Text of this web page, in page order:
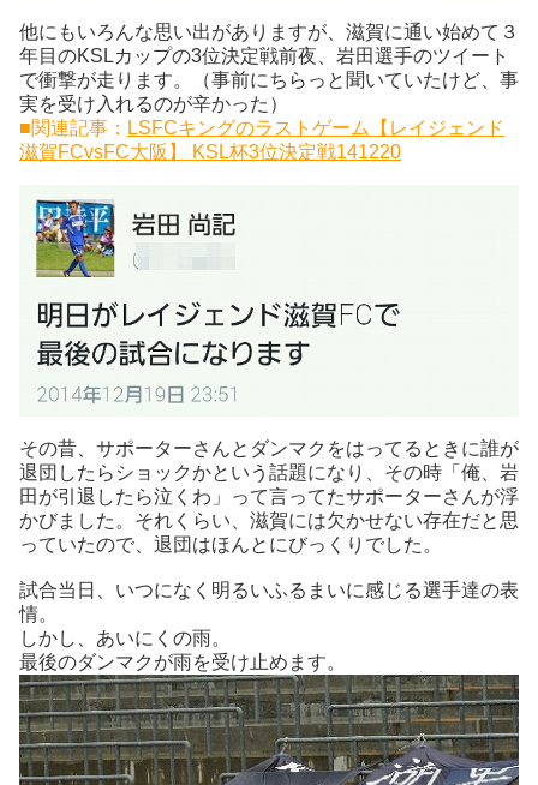
他にもいろんな思い出がありますが、滋賀に通い始めて３
年目のKSLカップの3位決定戦前夜、岩田選手のツイート
で衝撃が走ります。（事前にちらっと聞いていたけど、事
実を受け入れるのが辛かった）
■関連記事： LSFCキングのラストゲーム【レイジェンド
滋賀FCvsFC大阪】 KSL杯3位決定戦141220
その昔、サポーターさんとダンマクをはってるときに誰が
退団したらショックかという話題になり、その時「俺、岩
田が引退したら泣くわ」って言ってたサポーターさんが浮
かびました。それくらい、滋賀には欠かせない存在だと思
っていたので、退団はほんとにびっくりでした。
試合当日、いつになく明るいふるまいに感じる選手達の表
情。
しかし、あいにくの雨。
最後のダンマクが雨を受け止めます。